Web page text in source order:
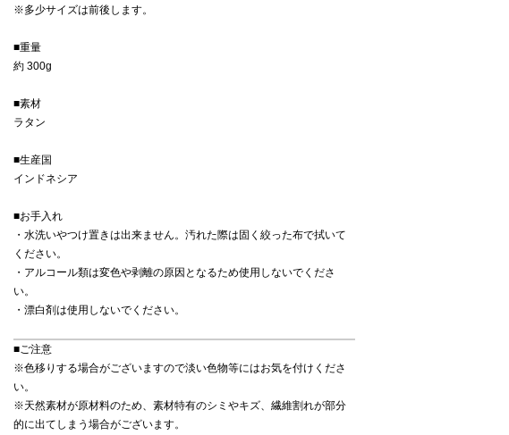
※多少サイズは前後します。
■重量
約 300g
■素材
ラタン
■生産国
インドネシア
■お手入れ
・水洗いやつけ置きは出来ません。汚れた際は固く絞った布で拭いて
ください。
・アルコール類は変色や剥離の原因となるため使用しないでくださ
い。
・漂白剤は使用しないでください。
■ご注意
※色移りする場合がございますので淡い色物等にはお気を付けくださ
い。
※天然素材が原材料のため、素材特有のシミやキズ、繊維割れが部分
的に出てしまう場合がございます。